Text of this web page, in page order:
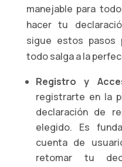
manejable para
hacer tu
sigue estos pasos
todo salga a la
Registro y
registrarte en la
declaración de
elegido. Es
cuenta de
retomar tu